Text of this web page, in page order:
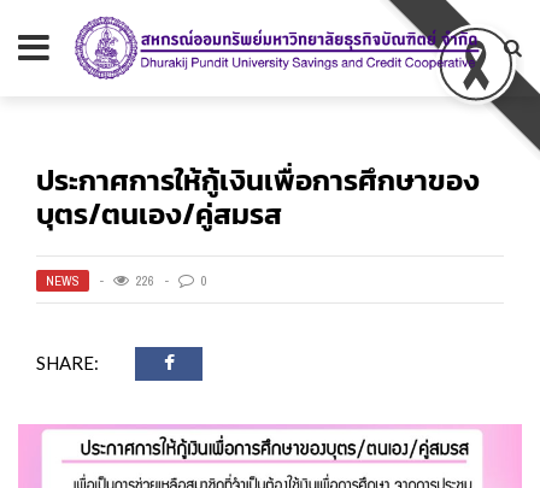
ประกาศการให้กู้เงินเพื่อการศึกษาของ
บุตร/ตนเอง/คู่สมรส
NEWS 226 0
SHARE: